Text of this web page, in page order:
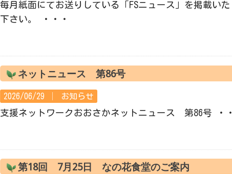
毎月紙面にてお送りしている「FSニュース」を掲載い
下さい。 ・・・
ネットニュース 第86号
2026/06/29 │ お知らせ
支援ネットワークおおさかネットニュース 第86号 ・
第18回 7月25日 なの花食堂のご案内